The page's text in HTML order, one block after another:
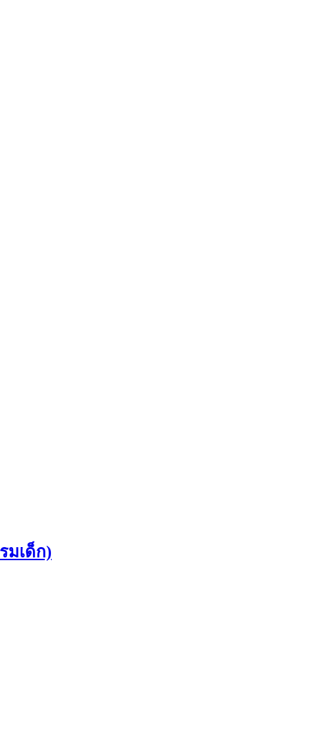
มเด็ก)